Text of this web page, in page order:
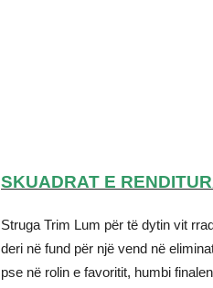
SKUADRAT E
Struga Trim Lum për të dytin vit
deri në fund për një vend në
pse në rolin e favoritit, humbi